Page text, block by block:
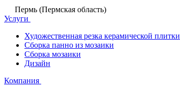
Пермь (Пермская область)
Услуги
Художественная резка керамической плитки
Сборка панно из мозаики
Сборка мозаики
Дизайн
Компания